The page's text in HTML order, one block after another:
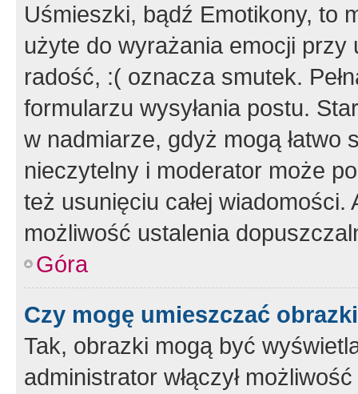
Uśmieszki, bądź Emotikony, to
użyte do wyrażania emocji
radość, :( oznacza smutek.
formularzu wysyłania postu.
w nadmiarze, gdyż mogą
nieczytelny i moderator może
też usunięciu całej
możliwość ustalenia
Góra
Czy mogę umieszczać
Tak, obrazki mogą być
administrator włączył